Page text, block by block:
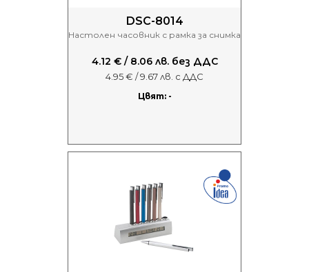
DSC-8014
Настолен часовник с рамка за снимка
4.12 € / 8.06 лв. без ДДС
4.95 € / 9.67 лв. с ДДС
Цвят: -